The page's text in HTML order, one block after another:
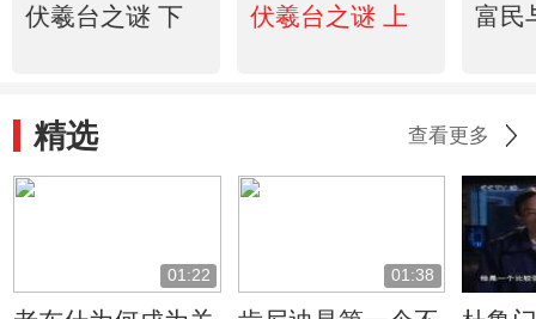
伏羲台之谜 下 伏羲台之谜 上 富民
精选 查看更多
01:22 01:38